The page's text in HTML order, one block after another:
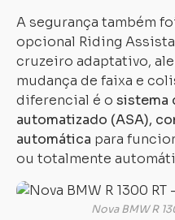
A segurança também
opcional Riding
cruzeiro adaptativo,
mudança de faixa e
diferencial é o sistema
automatizado (ASA),
automática para
ou totalmente
Nova BMW R